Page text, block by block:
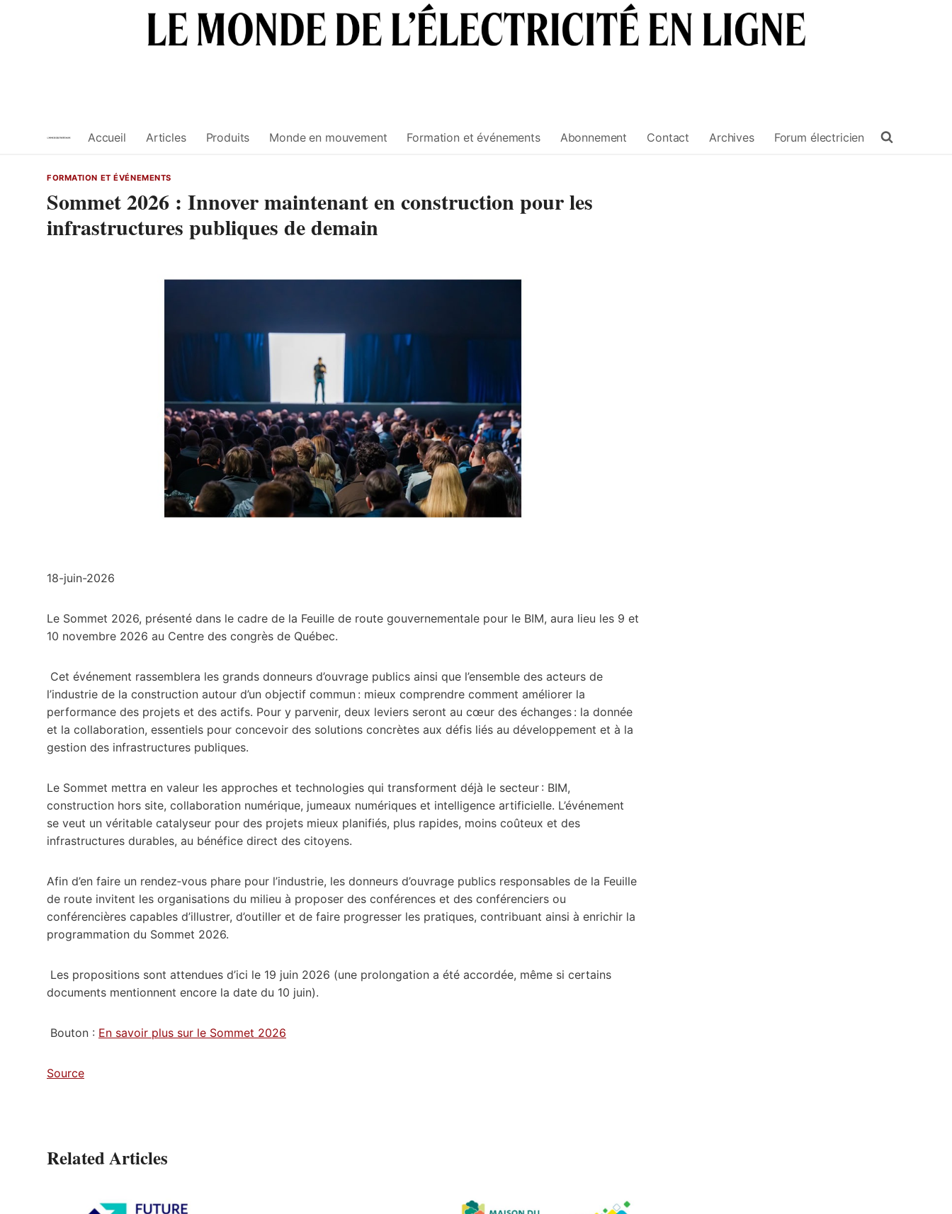
Accueil Articles Produits Monde en mouvement Formation et événements Abonnement Contact Archives Forum électricien
FORMATION ET ÉVÉNEMENTS
Sommet 2026 : Innover maintenant en construction pour les
infrastructures publiques de demain
18-juin-2026
Le Sommet 2026, présenté dans le cadre de la Feuille de route gouvernementale pour le BIM, aura lieu les 9 et
10 novembre 2026 au Centre des congrès de Québec.
Cet événement rassemblera les grands donneurs d’ouvrage publics ainsi que l’ensemble des acteurs de
l’industrie de la construction autour d’un objectif commun : mieux comprendre comment améliorer la
performance des projets et des actifs. Pour y parvenir, deux leviers seront au cœur des échanges : la donnée
et la collaboration, essentiels pour concevoir des solutions concrètes aux défis liés au développement et à la
gestion des infrastructures publiques.
Le Sommet mettra en valeur les approches et technologies qui transforment déjà le secteur : BIM,
construction hors site, collaboration numérique, jumeaux numériques et intelligence artificielle. L’événement
se veut un véritable catalyseur pour des projets mieux planifiés, plus rapides, moins coûteux et des
infrastructures durables, au bénéfice direct des citoyens.
Afin d’en faire un rendez‑vous phare pour l’industrie, les donneurs d’ouvrage publics responsables de la Feuille
de route invitent les organisations du milieu à proposer des conférences et des conférenciers ou
conférencières capables d’illustrer, d’outiller et de faire progresser les pratiques, contribuant ainsi à enrichir la
programmation du Sommet 2026.
Les propositions sont attendues d’ici le 19 juin 2026 (une prolongation a été accordée, même si certains
documents mentionnent encore la date du 10 juin).
Bouton : En savoir plus sur le Sommet 2026
Source
Related Articles